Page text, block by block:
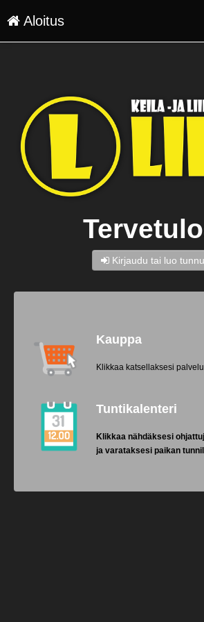
Aloitus
Kirjaudu
Kieli: FI
Kirjaudu tai luo
Kauppa
Klikkaa katsellaksesi
Tuntikalenteri
Klikkaa nähdäksesi
ja varataksesi paikan